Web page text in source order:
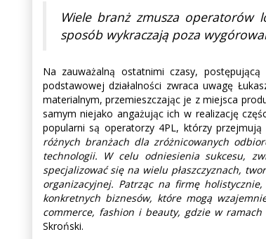
Wiele branż zmusza operatorów
sposób wykraczają poza
Na zauważalną ostatnimi czasy,
podstawowej działalności zwraca uwagę
materialnym, przemieszczając je z miejsca
samym niejako angażując ich w realizację
popularni są operatorzy 4PL, którzy
różnych branżach dla zróżnicowanych
technologii. W celu odniesienia sukcesu,
specjalizować się na wielu płaszczyznach,
organizacyjnej. Patrząc na firmę
konkretnych biznesów, które mogą
commerce, fashion i beauty, gdzie w
Skroński.